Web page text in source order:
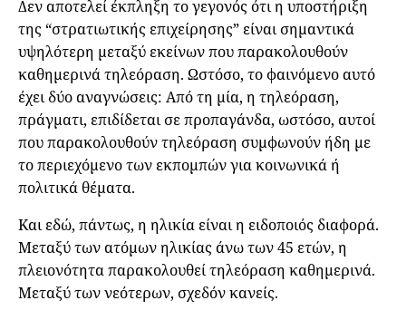
Δεν αποτελεί έκπληξη το γεγονός ότι η υποστήριξη
της “στρατιωτικής επιχείρησης” είναι σημαντικά
υψηλότερη μεταξύ εκείνων που παρακολουθούν
καθημερινά τηλεόραση. Ωστόσο, το φαινόμενο αυτό
έχει δύο αναγνώσεις: Από τη μία, η τηλεόραση,
πράγματι, επιδίδεται σε προπαγάνδα, ωστόσο, αυτοί
που παρακολουθούν τηλεόραση συμφωνούν ήδη με
το περιεχόμενο των εκπομπών για κοινωνικά ή
πολιτικά θέματα.
Και εδώ, πάντως, η ηλικία είναι η ειδοποιός διαφορά.
Μεταξύ των ατόμων ηλικίας άνω των 45 ετών, η
πλειονότητα παρακολουθεί τηλεόραση καθημερινά.
Μεταξύ των νεότερων, σχεδόν κανείς.